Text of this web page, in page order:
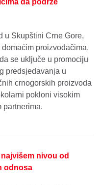
u Skupštini Crne Gore,
proizvođačima,
se uključe u promociju
predsjedavanja u
crnogorskih proizvoda
pokloni visokim
partnerima.
nivou od
odnosa